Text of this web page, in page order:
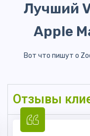
Лучший
Apple
Вот что пишут о
Отзывы